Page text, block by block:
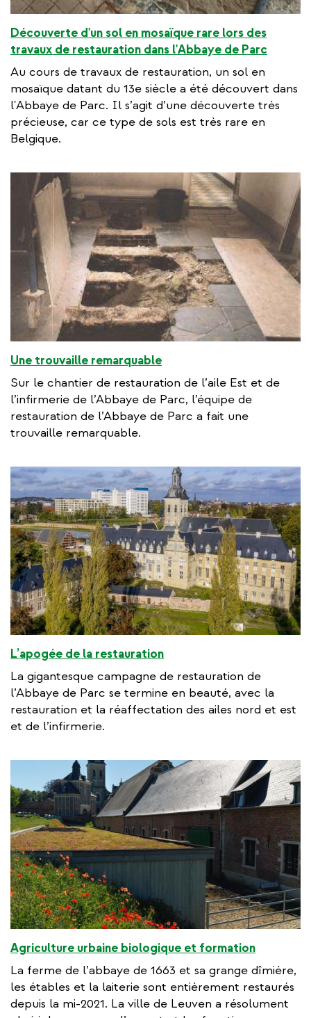
Découverte d'un sol en mosaïque rare lors des
travaux de restauration dans l'Abbaye de Parc
Au cours de travaux de restauration, un sol en
mosaïque datant du 13e siècle a été découvert dans
l'Abbaye de Parc. Il s’agit d’une découverte très
précieuse, car ce type de sols est très rare en
Belgique.
Une trouvaille remarquable
Sur le chantier de restauration de l’aile Est et de
l’infirmerie de l’Abbaye de Parc, l’équipe de
restauration de l’Abbaye de Parc a fait une
trouvaille remarquable.
L’apogée de la restauration
La gigantesque campagne de restauration de
l’Abbaye de Parc se termine en beauté, avec la
restauration et la réaffectation des ailes nord et est
et de l’infirmerie.
Agriculture urbaine biologique et formation
La ferme de l’abbaye de 1663 et sa grange dîmière,
les étables et la laiterie sont entièrement restaurés
depuis la mi-2021. La ville de Leuven a résolument